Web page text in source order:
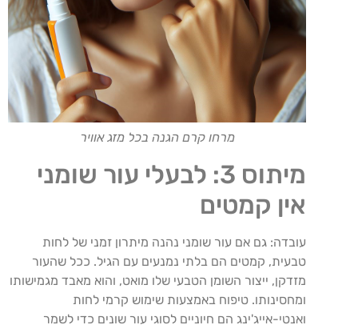
מרחו קרם הגנה בכל מזג אוויר
מיתוס 3: לבעלי עור שומני
אין קמטים
עובדה: גם אם עור שומני נהנה מיתרון זמני של לחות
טבעית, קמטים הם בלתי נמנעים עם הגיל. ככל שהעור
מזדקן, ייצור השומן הטבעי שלו מואט, והוא מאבד מגמישותו
ומחסינותו. טיפוח באמצעות שימוש קרמי לחות
ואנטי-אייג'ינג הם חיוניים לסוגי עור שונים כדי לשמר